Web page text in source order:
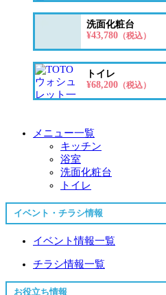
洗面化粧台
¥43,780（税込）
トイレ
¥68,200（税込）
メニュー一覧
キッチン
浴室
洗面化粧台
トイレ
イベント・チラシ情報
イベント情報一覧
チラシ情報一覧
お役立ち情報